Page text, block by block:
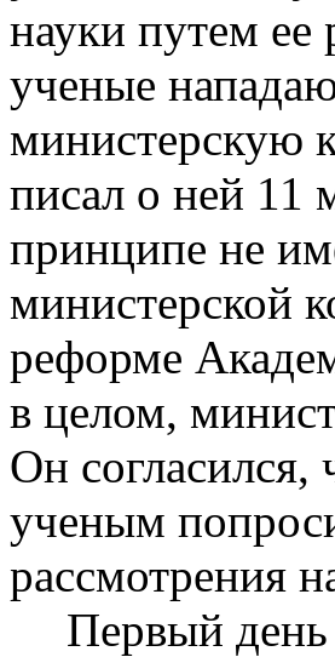
науки путем
ученые
министерскую
писал о ней 11
принципе не
министерской
реформе
в целом,
Он
ученым
рассмотрения
Первый